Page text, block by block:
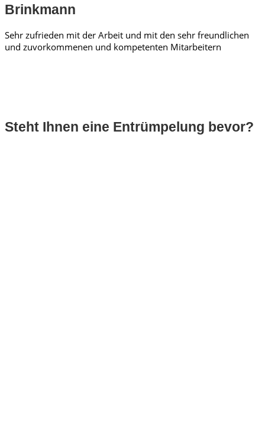
Brinkmann
Sehr zufrieden mit der Arbeit und mit den sehr freundlichen
und zuvorkommenen und kompetenten Mitarbeitern
Steht Ihnen eine Entrümpelung bevor?